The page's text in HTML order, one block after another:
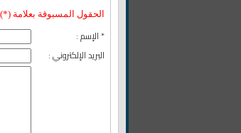
الحقول المسبوقة بعلامة
* الإسم :
البريد الإلكتروني :